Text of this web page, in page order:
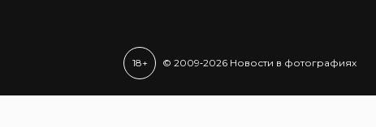
18+ © 2009‐2026 Новости в фотографиях